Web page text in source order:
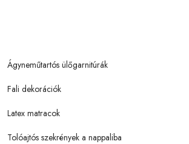
Ágyneműtartós ülőgarnitúrák
Fali dekorációk
Latex matracok
Tolóajtós szekrények a nappaliba